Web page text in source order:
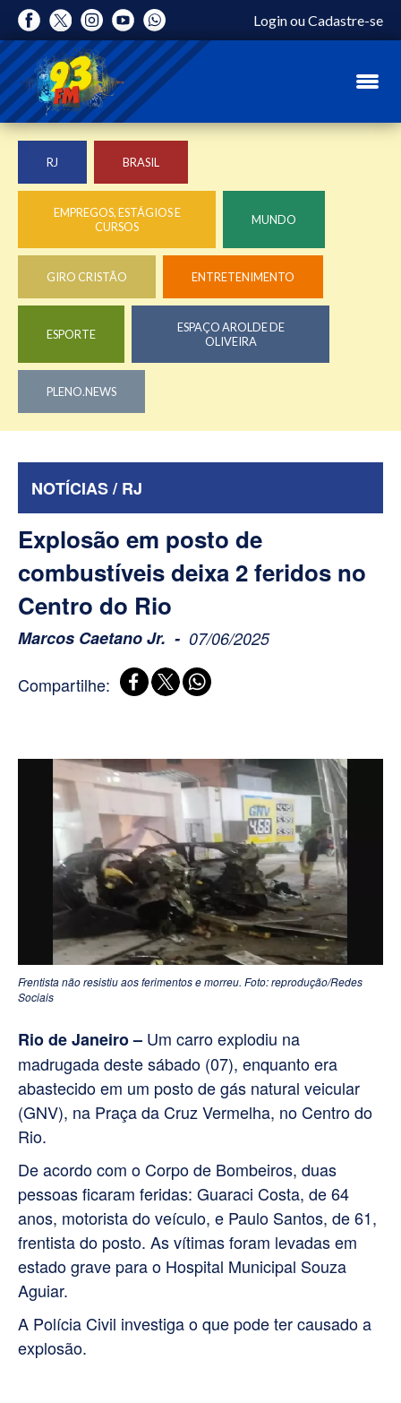
LoginouCadastre-se
RJ BRASIL
EMPREGOS, ESTÁGIOS E
CURSOS
MUNDO
GIRO CRISTÃO ENTRETENIMENTO
ESPORTE
ESPAÇO AROLDE DE
OLIVEIRA
PLENO.NEWS
NOTÍCIAS / RJ
Explosão em posto de
combustíveis deixa 2 feridos no
Centro do Rio
Marcos Caetano Jr. 07/06/2025
Compartilhe:
Frentista não resistiu aos ferimentos e morreu. Foto: reprodução/Redes
Sociais
Rio de Janeiro – Um carro explodiu na
madrugada deste sábado (07), enquanto era
abastecido em um posto de gás natural veicular
(GNV), na Praça da Cruz Vermelha, no Centro do
Rio.
De acordo com o Corpo de Bombeiros, duas
pessoas ficaram feridas: Guaraci Costa, de 64
anos, motorista do veículo, e Paulo Santos, de 61,
frentista do posto. As vítimas foram levadas em
estado grave para o Hospital Municipal Souza
Aguiar.
A Polícia Civil investiga o que pode ter causado a
explosão.